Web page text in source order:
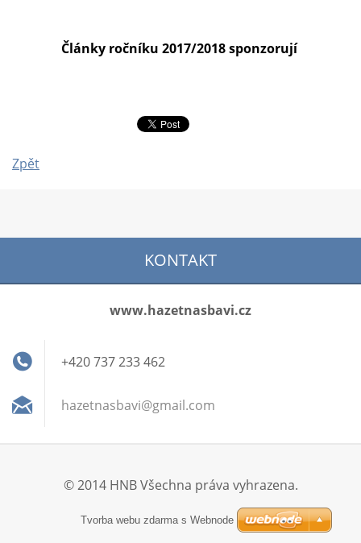
Články ročníku 2017/2018 sponzorují
Zpět
KONTAKT
www.hazetnasbavi.cz
+420 737 233 462
hazetnasbavi@gmail.com
© 2014 HNB Všechna práva vyhrazena.
Tvorba webu zdarma s Webnode